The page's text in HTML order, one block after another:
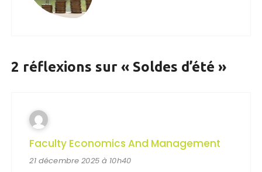
2 réflexions sur «Soldes d’été »
Faculty Economics And Management
21 décembre 2025 à 10h40